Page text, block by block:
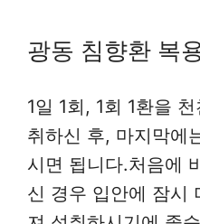
광동 침향환 복
1일 1회, 1회 1환을
취하신 후, 마지막에
시면 됩니다.처음에
신 경우 입안에 잠시